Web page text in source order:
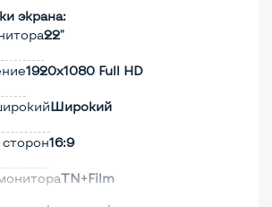
экрана:
22"
1920x1080 Full HD
Широкий
16:9
TN+Film